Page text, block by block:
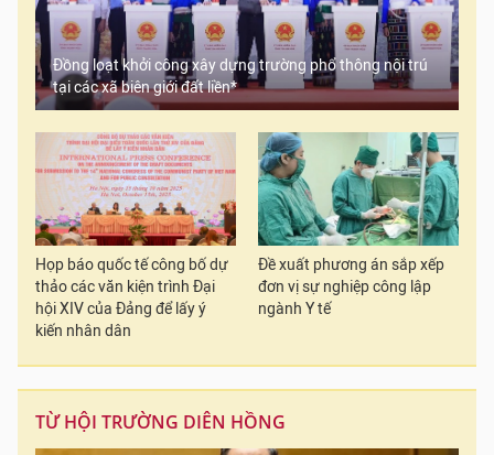
Đồng loạt khởi công xây dựng trường phổ thông nội trú
tại các xã biên giới đất liền*
Họp báo quốc tế công bố dự
thảo các văn kiện trình Đại
hội XIV của Đảng để lấy ý
kiến nhân dân
Đề xuất phương án sắp xếp
đơn vị sự nghiệp công lập
ngành Y tế
TỪ HỘI TRƯỜNG DIÊN HỒNG